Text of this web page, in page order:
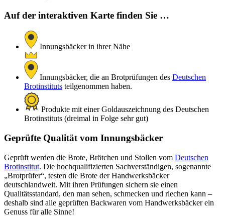
Auf der interaktiven Karte finden Sie …
Innungsbäcker in ihrer Nähe
Innungsbäcker, die an Brotprüfungen des Deutschen
Brotinstituts teilgenommen haben.
Produkte mit einer Goldauszeichnung des Deutschen
Brotinstituts (dreimal in Folge sehr gut)
Geprüfte Qualität vom Innungsbäcker
Geprüft werden die Brote, Brötchen und Stollen vom Deutschen
Brotinstitut. Die hochqualifizierten Sachverständigen, sogenannte
„Brotprüfer“, testen die Brote der Handwerksbäcker
deutschlandweit. Mit ihren Prüfungen sichern sie einen
Qualitätsstandard, den man sehen, schmecken und riechen kann –
deshalb sind alle geprüften Backwaren vom Handwerksbäcker ein
Genuss für alle Sinne!